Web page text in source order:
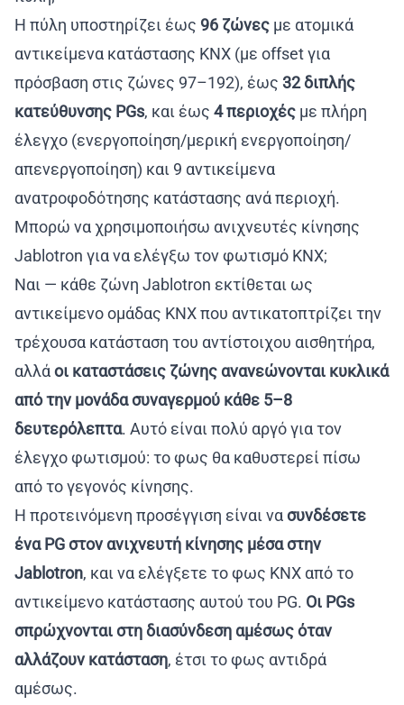
Η πύλη υποστηρίζει έως 96 ζώνες με ατομικά
αντικείμενα κατάστασης KNX (με offset για
πρόσβαση στις ζώνες 97–192), έως 32 διπλής
κατεύθυνσης PGs, και έως 4 περιοχές με πλήρη
έλεγχο (ενεργοποίηση/μερική ενεργοποίηση/
απενεργοποίηση) και 9 αντικείμενα
ανατροφοδότησης κατάστασης ανά περιοχή.
Μπορώ να χρησιμοποιήσω ανιχνευτές κίνησης
Jablotron για να ελέγξω τον φωτισμό KNX;
Ναι — κάθε ζώνη Jablotron εκτίθεται ως
αντικείμενο ομάδας KNX που αντικατοπτρίζει την
τρέχουσα κατάσταση του αντίστοιχου αισθητήρα,
αλλάοι καταστάσεις ζώνης ανανεώνονται κυκλικά
από την μονάδα συναγερμού κάθε 5–8
δευτερόλεπτα. Αυτό είναι πολύ αργό για τον
έλεγχο φωτισμού: το φως θα καθυστερεί πίσω
από το γεγονός κίνησης.
Η προτεινόμενη προσέγγιση είναι νασυνδέσετε
ένα PG στον ανιχνευτή κίνησης μέσα στην
Jablotron, και να ελέγξετε το φως KNX από το
αντικείμενο κατάστασης αυτού του PG. Οι PGs
σπρώχνονται στη διασύνδεση αμέσως όταν
αλλάζουν κατάσταση, έτσι το φως αντιδρά
αμέσως.